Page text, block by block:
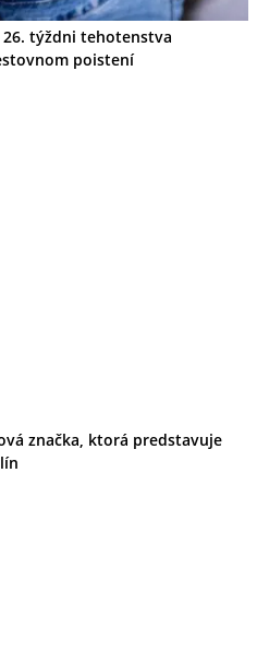
týždni tehotenstva
poistení
značka, ktorá predstavuje